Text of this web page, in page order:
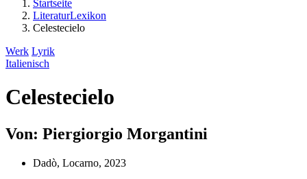
Startseite
LiteraturLexikon
Celestecielo
Werk Lyrik
Italienisch
Celestecielo
Von: Piergiorgio Morgantini
Dadò, Locarno, 2023